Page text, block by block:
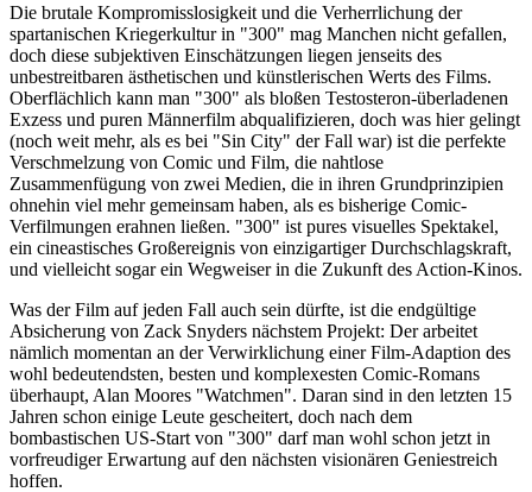
Die brutale Kompromisslosigkeit und die Verherrlichung der
spartanischen Kriegerkultur in "300" mag Manchen nicht gefallen,
doch diese subjektiven Einschätzungen liegen jenseits des
unbestreitbaren ästhetischen und künstlerischen Werts des Films.
Oberflächlich kann man "300" als bloßen Testosteron-überladenen
Exzess und puren Männerfilm abqualifizieren, doch was hier gelingt
(noch weit mehr, als es bei "Sin City" der Fall war) ist die perfekte
Verschmelzung von Comic und Film, die nahtlose
Zusammenfügung von zwei Medien, die in ihren Grundprinzipien
ohnehin viel mehr gemeinsam haben, als es bisherige Comic-
Verfilmungen erahnen ließen. "300" ist pures visuelles Spektakel,
ein cineastisches Großereignis von einzigartiger Durchschlagskraft,
und vielleicht sogar ein Wegweiser in die Zukunft des Action-Kinos.
Was der Film auf jeden Fall auch sein dürfte, ist die endgültige
Absicherung von Zack Snyders nächstem Projekt: Der arbeitet
nämlich momentan an der Verwirklichung einer Film-Adaption des
wohl bedeutendsten, besten und komplexesten Comic-Romans
überhaupt, Alan Moores "Watchmen". Daran sind in den letzten 15
Jahren schon einige Leute gescheitert, doch nach dem
bombastischen US-Start von "300" darf man wohl schon jetzt in
vorfreudiger Erwartung auf den nächsten visionären Geniestreich
hoffen.